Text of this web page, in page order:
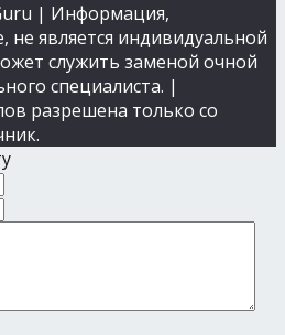
| Информация,
не является индивидуальной
служить заменой очной
специалиста. |
разрешена только со